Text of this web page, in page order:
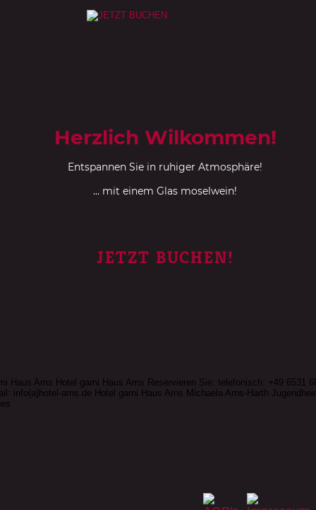
Herzlich Wilkommen!
Entspannen Sie in ruhiger Atmosphäre!
… mit einem Glas moselwein!
JETZT BUCHEN!